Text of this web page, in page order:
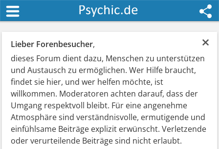
×
Lieber Forenbesucher,
dieses Forum dient dazu, Menschen zu unterstützen
und Austausch zu ermöglichen. Wer Hilfe braucht,
findet sie hier, und wer helfen möchte, ist
willkommen. Moderatoren achten darauf, dass der
Umgang respektvoll bleibt. Für eine angenehme
Atmosphäre sind verständnisvolle, ermutigende und
einfühlsame Beiträge explizit erwünscht. Verletzende
oder verurteilende Beiträge sind nicht erlaubt.